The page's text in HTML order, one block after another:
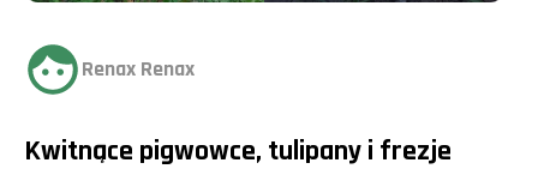
Renax Renax
Kwitnące pigwowce, tulipany i frezje